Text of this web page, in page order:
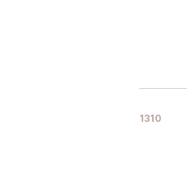
1310